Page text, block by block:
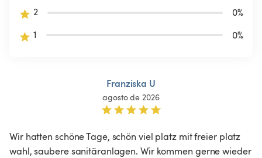
2
0%
1
0%
Franziska U
agosto de 2026
Wir hatten schöne Tage, schön viel platz mit freier platz
wahl, saubere sanitäranlagen. Wir kommen gerne wieder